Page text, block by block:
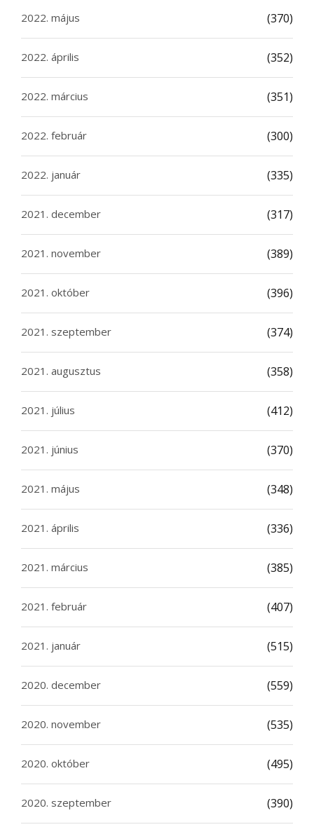
2022. május (370)
2022. április (352)
2022. március (351)
2022. február (300)
2022. január (335)
2021. december (317)
2021. november (389)
2021. október (396)
2021. szeptember (374)
2021. augusztus (358)
2021. július (412)
2021. június (370)
2021. május (348)
2021. április (336)
2021. március (385)
2021. február (407)
2021. január (515)
2020. december (559)
2020. november (535)
2020. október (495)
2020. szeptember (390)